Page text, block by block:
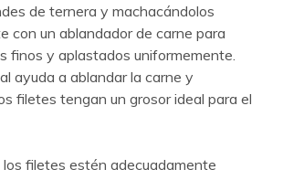
de ternera y machacándolos
con un ablandador de carne para
finos y aplastados uniformemente.
ayuda a ablandar la carne y
filetes tengan un grosor ideal para el
filetes estén adecuadamente